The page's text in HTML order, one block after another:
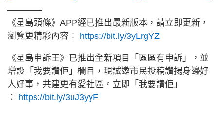
————
《星島頭條》APP經已推出最新版本，請立即更新，
瀏覽更精彩內容： https://bit.ly/3yLrgYZ
《星島申訴王》已推出全新項目「區區有申訴」，並
增設「我要讚佢」欄目，現誠邀市民投稿讚揚身邊好
人好事，共建更有愛社區。立即「我要讚佢」
︰ https://bit.ly/3uJ3yyF